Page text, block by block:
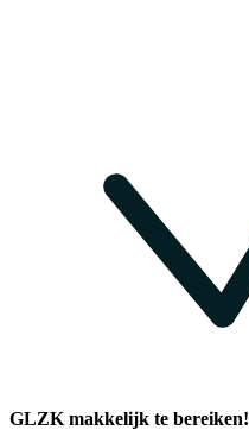
GLZK makkelijk te bereiken!